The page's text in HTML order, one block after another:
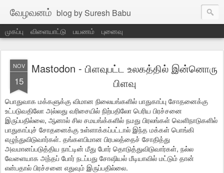
வேழவனம் blog by Suresh Babu
முகப்பு விளையாட்டு பயணம் புனைவு
NOV
15
Mastodon - பிளவுபட்ட உலகத்தில் இன்னொரு
பிளவு
பொதுவாக மக்களுக்கு விமான நிலையங்களில் பாதுகாப்பு சோதனைக்கு
உட்படுவதிலோ அல்லது வரிசையில் நிற்பதிலோ பெரிய பிரச்சனை
இருப்பதில்லை, ஆனால் சில சமயங்க்களில் நமது பிரலங்கள் வெளிநாடுகளில்
பாதுகாப்புச் சோதனைக்கு உள்ளாக்கப்பட்டால் இந்த மக்கள் பொங்கி
எழுந்துவிடுவார்கள். தங்களபிமான பிரபலத்தைச் சோதித்து
அவமானப்படுத்திய நாட்டின் மீது போர் தொடுத்துவிடுவார்கள், நல்ல
வேளையாக அந்தப் போர் நடப்பது சோஷியல் மீடியாவில் மட்டும் தான்
என்பதால் பிரச்சனை எதுவும் இருப்பதில்லை.